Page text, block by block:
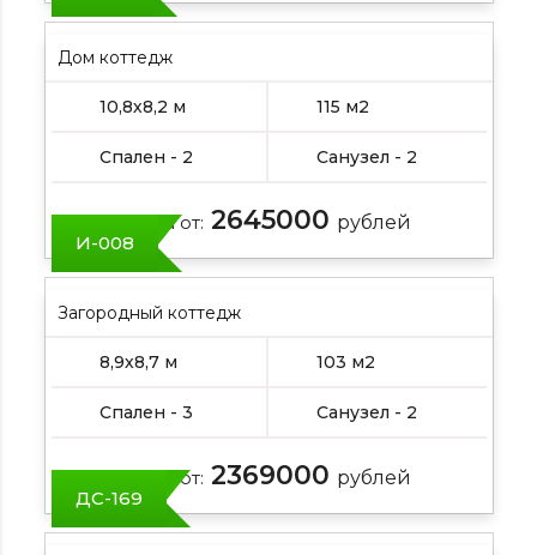
Дом коттедж
10,8х8,2 м 115 м2
Спален - 2 Санузел - 2
Цена от: 2645000 рублей
И-008
Загородный коттедж
8,9х8,7 м 103 м2
Спален - 3 Санузел - 2
Цена от: 2369000 рублей
ДС-169